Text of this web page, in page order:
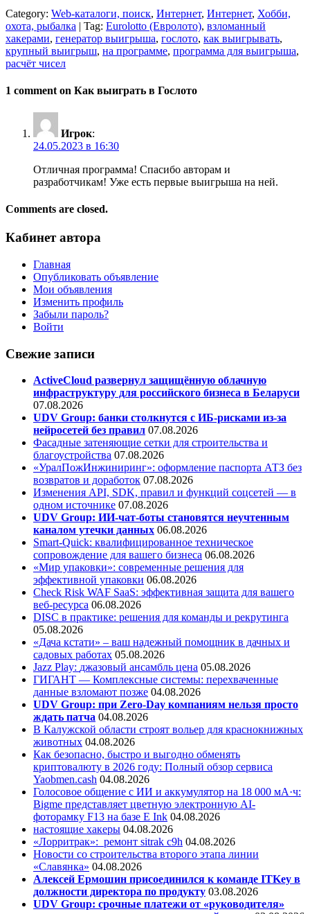
Category: Web-каталоги, поиск, Интернет, Интернет, Хобби,
охота, рыбалка | Tag: Eurolotto (Евролото), взломанный
хакерами, генератор выигрыша, гослото, как выигрывать,
крупный выигрыш, на программе, программа для выигрыша,
расчёт чисел
1 comment on Как выиграть в Гослото
Игрок:
24.05.2023 в 16:30
Отличная программа! Спасибо авторам и
разработчикам! Уже есть первые выигрыша на ней.
Comments are closed.
Кабинет автора
Главная
Опубликовать объявление
Мои объявления
Изменить профиль
Забыли пароль?
Войти
Свежие записи
ActiveCloud развернул защищённую облачную
инфраструктуру для российского бизнеса в Беларуси
07.08.2026
UDV Group: банки столкнутся с ИБ-рисками из-за
нейросетей без правил 07.08.2026
Фасадные затеняющие сетки для строительства и
благоустройства 07.08.2026
«УралПожИнжиниринг»: оформление паспорта АТЗ без
возвратов и доработок 07.08.2026
Изменения API, SDK, правил и функций соцсетей — в
одном источнике 07.08.2026
UDV Group: ИИ-чат-боты становятся неучтенным
каналом утечки данных 06.08.2026
Smart-Quick: квалифицированное техническое
сопровождение для вашего бизнеса 06.08.2026
«Мир упаковки»: современные решения для
эффективной упаковки 06.08.2026
Check Risk WAF SaaS: эффективная защита для вашего
веб-ресурса 06.08.2026
DISC в практике: решения для команды и рекрутинга
05.08.2026
«Дача кстати» – ваш надежный помощник в дачных и
садовых работах 05.08.2026
Jazz Play: джазовый ансамбль цена 05.08.2026
ГИГАНТ — Комплексные системы: перехваченные
данные взломают позже 04.08.2026
UDV Group: при Zero-Day компаниям нельзя просто
ждать патча 04.08.2026
В Калужской области строят вольер для краснокнижных
животных 04.08.2026
Как безопасно, быстро и выгодно обменять
криптовалюту в 2026 году: Полный обзор сервиса
Yaobmen.cash 04.08.2026
Голосовое общение с ИИ и аккумулятор на 18 000 мА·ч:
Bigme представляет цветную электронную AI-
фоторамку F13 на базе E Ink 04.08.2026
настоящие хакеры 04.08.2026
«Лорритрак»: ремонт sitrak c9h 04.08.2026
Новости со строительства второго этапа линии
«Славянка» 04.08.2026
Алексей Ермошин присоединился к команде ITKey в
должности директора по продукту 03.08.2026
UDV Group: срочные платежи от «руководителя»